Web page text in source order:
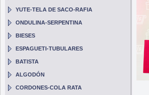
YUTE-TELA DE SACO-RAFIA
ONDULINA-SERPENTINA
BIESES
ESPAGUETI-TUBULARES
BATISTA
ALGODÓN
CORDONES-COLA RATA